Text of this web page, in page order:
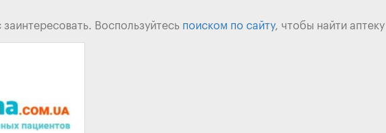
Воспользуйтесь поиском по сайту, чтобы найти аптеку